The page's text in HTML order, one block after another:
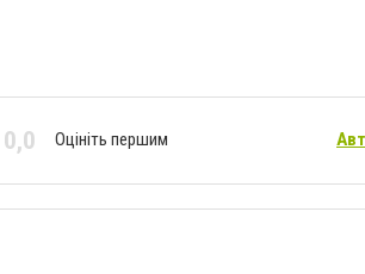
0,0 Оцініть першим